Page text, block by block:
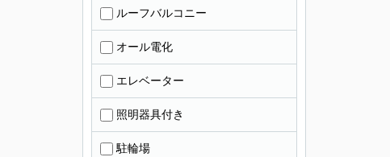
ルーフバルコニー
オール電化
エレベーター
照明器具付き
駐輪場